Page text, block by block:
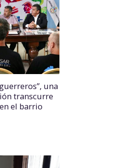
una
transcurre
el barrio